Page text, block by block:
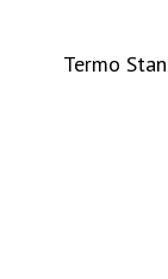
Termo